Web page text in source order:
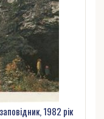
1982 рік